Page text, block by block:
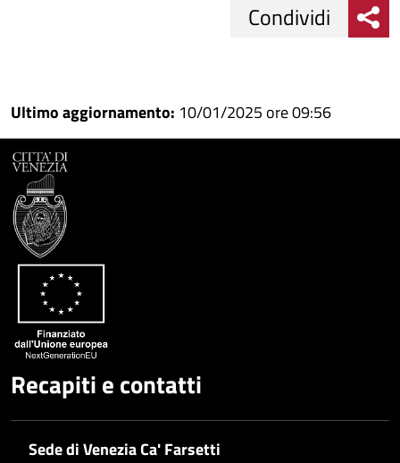
su
Facebook
Condividi
su
Condividi
Condividi
Ultimo aggiornamento: 10/01/2025 ore 09:56
Recapiti e contatti
Sede di Venezia Ca' Farsetti